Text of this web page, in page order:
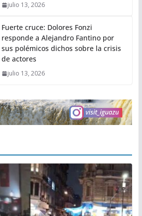
julio 13, 2026
Fuerte cruce: Dolores Fonzi
responde a Alejandro Fantino por
sus polémicos dichos sobre la crisis
de actores
julio 13, 2026